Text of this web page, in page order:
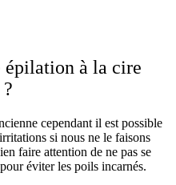
épilation à la cire
cependant il est possible
si nous ne le faisons
faire attention de ne pas se
éviter les poils incarnés.